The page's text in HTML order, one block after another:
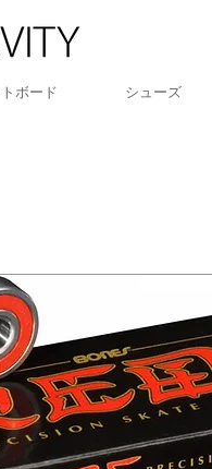
ボード シューズ